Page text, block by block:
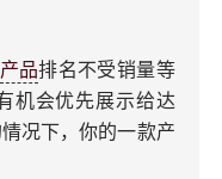
产品排名不受销量等
机会优先展示给达
况下，你的一款产